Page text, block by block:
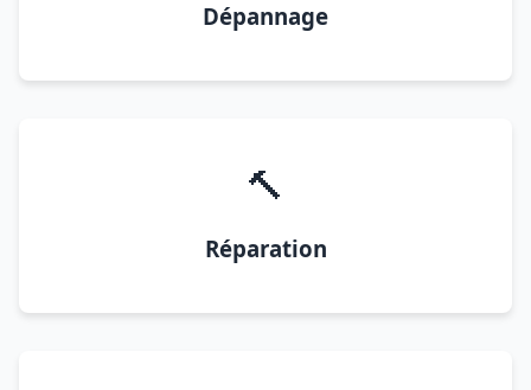
Dépannage
🔨
Réparation